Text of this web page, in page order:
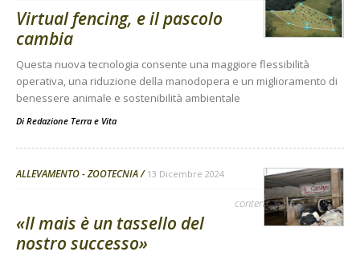
Virtual fencing, e il pascolo
cambia
Questa nuova tecnologia consente una maggiore flessibilità
operativa, una riduzione della manodopera e un miglioramento di
benessere animale e sostenibilità ambientale
Di Redazione Terra e Vita
ALLEVAMENTO - ZOOTECNIA 13 Dicembre 2024
contenuto sponsorizzato
«Il mais è un tassello del
nostro successo»